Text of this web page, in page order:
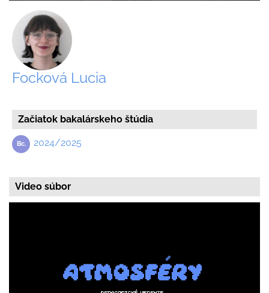
Focková Lucia
Začiatok bakalárskeho štúdia
2024/2025
Video súbor